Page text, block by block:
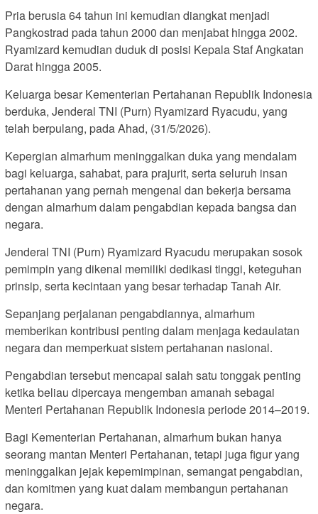
Pria berusia 64 tahun ini kemudian diangkat menjadi
Pangkostrad pada tahun 2000 dan menjabat hingga 2002.
Ryamizard kemudian duduk di posisi Kepala Staf Angkatan
Darat hingga 2005.
Keluarga besar Kementerian Pertahanan Republik Indonesia
berduka, Jenderal TNI (Purn) Ryamizard Ryacudu, yang
telah berpulang, pada Ahad, (31/5/2026).
Kepergian almarhum meninggalkan duka yang mendalam
bagi keluarga, sahabat, para prajurit, serta seluruh insan
pertahanan yang pernah mengenal dan bekerja bersama
dengan almarhum dalam pengabdian kepada bangsa dan
negara.
Jenderal TNI (Purn) Ryamizard Ryacudu merupakan sosok
pemimpin yang dikenal memiliki dedikasi tinggi, keteguhan
prinsip, serta kecintaan yang besar terhadap Tanah Air.
Sepanjang perjalanan pengabdiannya, almarhum
memberikan kontribusi penting dalam menjaga kedaulatan
negara dan memperkuat sistem pertahanan nasional.
Pengabdian tersebut mencapai salah satu tonggak penting
ketika beliau dipercaya mengemban amanah sebagai
Menteri Pertahanan Republik Indonesia periode 2014–2019.
Bagi Kementerian Pertahanan, almarhum bukan hanya
seorang mantan Menteri Pertahanan, tetapi juga figur yang
meninggalkan jejak kepemimpinan, semangat pengabdian,
dan komitmen yang kuat dalam membangun pertahanan
negara.